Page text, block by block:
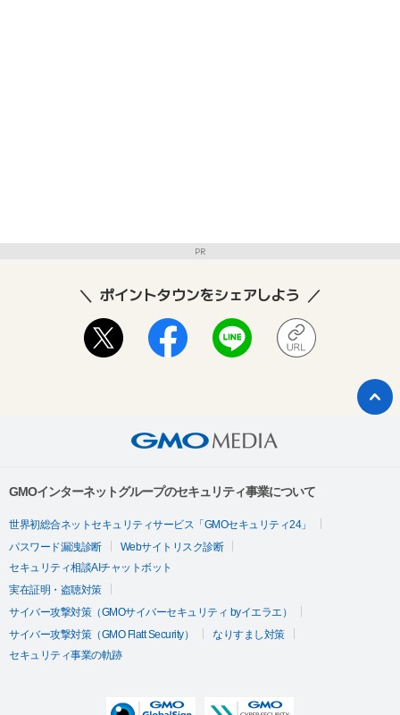
PR
ポイントタウンをシェアしよう
GMOインターネットグループのセキュリティ事業について
世界初総合ネットセキュリティサービス「GMOセキュリティ24」
パスワード漏洩診断
Webサイトリスク診断
セキュリティ相談AIチャットボット
実在証明・盗聴対策
サイバー攻撃対策（GMOサイバーセキュリティ byイエラエ）
サイバー攻撃対策（GMO Flatt Security）
なりすまし対策
セキュリティ事業の軌跡